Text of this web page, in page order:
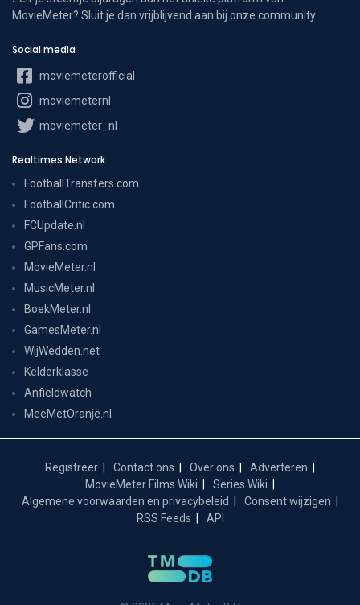
MovieMeter? Sluit je dan vrijblijvend aan bij onze community.
Social media
moviemeterofficial
moviemeternl
moviemeter_nl
Realtimes Network
FootballTransfers.com
FootballCritic.com
FCUpdate.nl
GPFans.com
MovieMeter.nl
MusicMeter.nl
BoekMeter.nl
GamesMeter.nl
WijWedden.net
Kelderklasse
Anfieldwatch
MeeMetOranje.nl
Registreer Contact ons Over ons
Adverteren
MovieMeter Films Wiki
Series Wiki
Algemene voorwaarden en privacybeleid
Consent wijzigen
RSS Feeds
API